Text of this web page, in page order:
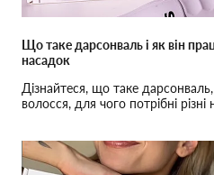
Що таке дарсонваль і як він
насадок
Дізнайтеся, що таке дарсонваль,
волосся, для чого потрібні